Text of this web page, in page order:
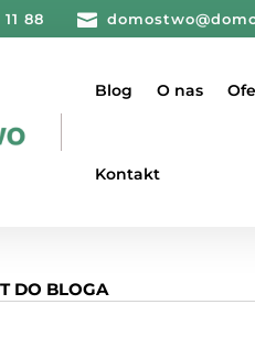
88 
Blog O nas
Kontakt
DO BLOGA